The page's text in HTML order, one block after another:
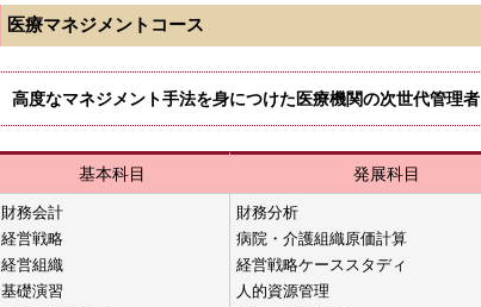
医療マネジメントコース
高度なマネジメント手法を身につけた医療機関の次世代管理者
基本科目 発展科目
財務会計
経営戦略
経営組織
基礎演習
財務分析
病院・介護組織原価計算
経営戦略ケーススタディ
人的資源管理